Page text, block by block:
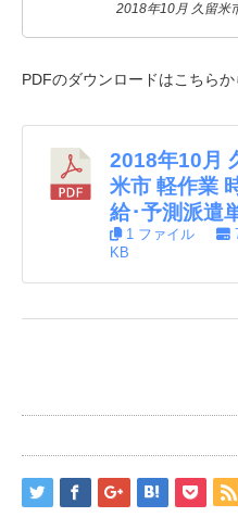
2018年10月 久留米
PDFのダウンロードはこちらか
2018年10月
米市 軽作業
給･予測派遣
1 ファイル
KB